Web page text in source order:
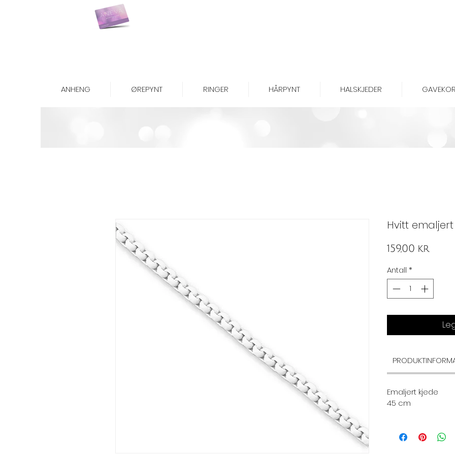
ANHENG ØREPYNT RINGER HÅRPYNT HALSKJEDER
Hvitt
159,00 kr
Antall *
Emaljert kjede
45 cm